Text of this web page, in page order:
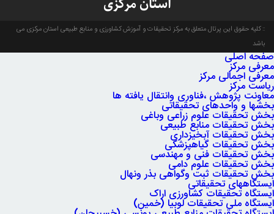
کلیه حقوق این پرتال متعلق به مرکز تحقیقات و آموزش کشاورزی و منابع طبیعی استان مرکزی می
باشد
صفحه اصلی
معرفی مرکز
معرفی اجمالی مرکز
ریاست مرکز
معاونت پژوهش ،فناوری وانتقال یافته ها
بخشها و واحدهای تحقیقاتی
بخش تحقیقات علوم زراعی وباغی
بخش تحقیقات منابع طبیعی
بخش تحقیقات آبخیزداری
بخش تحقیقات گیاهپزشکی
بخش تحقیقات فنی و مهندسی
بخش تحقیقات علوم دامی
بخش تحقیقات ثبت وگواهی بذر ونهال
ایستگاههای تحقیقاتی
ایستگاه تحقیقات کشاورزی اراک
ایستگاه ملی تحقیقات لوبیا (خمین)